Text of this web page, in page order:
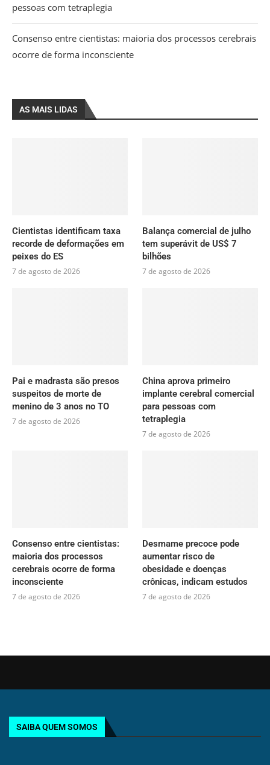
pessoas com tetraplegia
Consenso entre cientistas: maioria dos processos cerebrais
ocorre de forma inconsciente
AS MAIS LIDAS
Cientistas identificam taxa
recorde de deformações em
peixes do ES
7 de agosto de 2026
Balança comercial de julho
tem superávit de US$ 7
bilhões
7 de agosto de 2026
Pai e madrasta são presos
suspeitos de morte de
menino de 3 anos no TO
7 de agosto de 2026
China aprova primeiro
implante cerebral comercial
para pessoas com
tetraplegia
7 de agosto de 2026
Consenso entre cientistas:
maioria dos processos
cerebrais ocorre de forma
inconsciente
7 de agosto de 2026
Desmame precoce pode
aumentar risco de
obesidade e doenças
crônicas, indicam estudos
7 de agosto de 2026
SAIBA QUEM SOMOS